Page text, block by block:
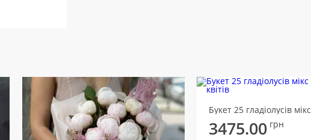
Букет 25 гладіолусів мікс
3475.00 грн